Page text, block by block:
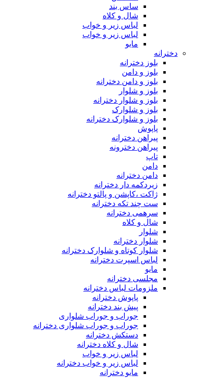
ساس بند
شال و کلاه
لباس زیر و خواب
لباس زیر و خواب
مایو
دخترانه
بلوز دخترانه
بلوز و دامن
بلوز و دامن دخترانه
بلوز و شلوار
بلوز و شلوار دخترانه
بلوز و شلوارک
بلوز و شلوارک دخترانه
پاپوش
پیراهن دخترانه
پیراهن دخترونه
تاپ
دامن
دامن دخترانه
زیردکمه دار دخترانه
ژاکت ،کاپشن و پالتو دخترانه
ست چند تکه دخترانه
سرهمی دخترانه
شال و کلاه
شلوار
شلوار دخترانه
شلوار کوتاه و شلوارک دخترانه
لباس اسپرت دخترانه
مایو
مجلسی دخترانه
ملزومات لباس دخترانه
پاپوش دخترانه
پیش بند دخترانه
جوراب و جوراب شلواری
جوراب و جوراب شلواری دخترانه
دستکش دخترانه
شال و کلاه دخترانه
لباس زیر و خواب
لباس زیر و خواب دخترانه
مایو دخترانه